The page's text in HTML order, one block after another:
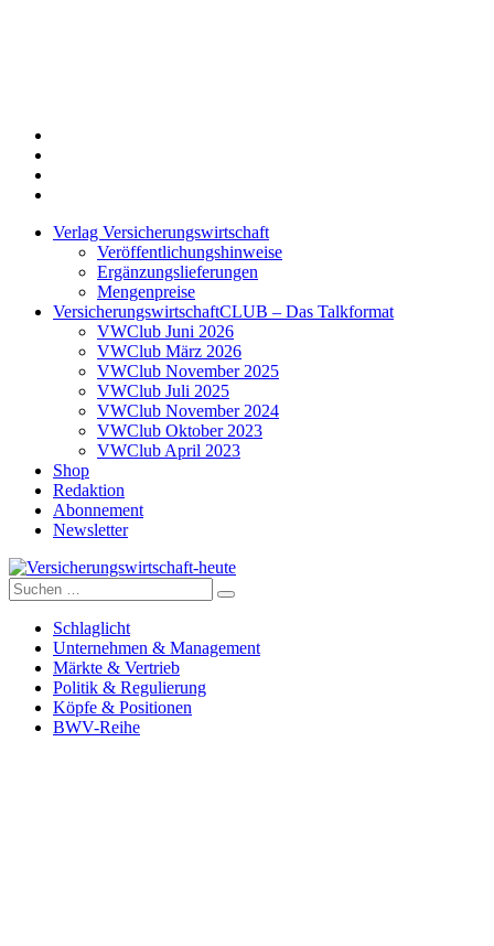
Verlag Versicherungswirtschaft
Veröffentlichungshinweise
Ergänzungslieferungen
Mengenpreise
VersicherungswirtschaftCLUB – Das Talkformat
VWClub Juni 2026
VWClub März 2026
VWClub November 2025
VWClub Juli 2025
VWClub November 2024
VWClub Oktober 2023
VWClub April 2023
Shop
Redaktion
Abonnement
Newsletter
Versicherungswirtschaft-heute
Suche
nach:
Schlaglicht
Unternehmen & Management
Märkte & Vertrieb
Politik & Regulierung
Köpfe & Positionen
BWV-Reihe